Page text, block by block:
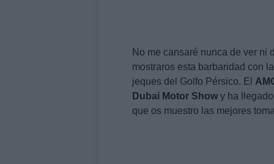
No me cansaré nunca de ver ni
mostraros esta barbaridad con
jeques del Golfo Pérsico. El
Dubai Motor Show y ha
que os muestro las mejores